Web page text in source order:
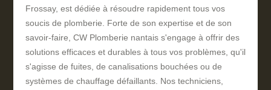
Frossay, est dédiée à résoudre rapidement tous vos
soucis de plomberie. Forte de son expertise et de son
savoir-faire, CW Plomberie nantais s'engage à offrir des
solutions efficaces et durables à tous vos problèmes, qu'il
s'agisse de fuites, de canalisations bouchées ou de
systèmes de chauffage défaillants. Nos techniciens,